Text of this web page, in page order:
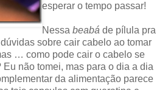
esperar o tempo passar!
Nessa beabá de pílula pra
sobre cair cabelo ao tomar
… como pode cair o cabelo se
não tomei, mas para o dia a dia
da alimentação parece